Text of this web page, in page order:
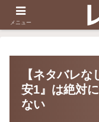
スヌーピー刺しゅ
【ネタバレ
安1』は絶対
ない
メニュー